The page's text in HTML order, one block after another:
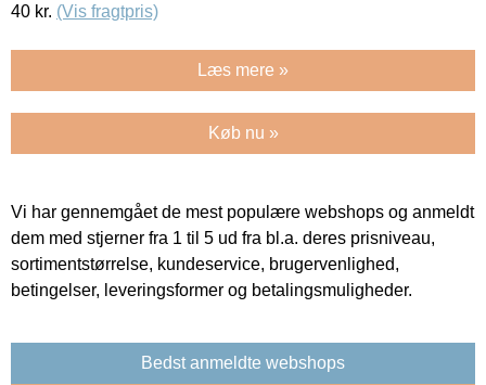
40 kr. (Vis fragtpris)
Læs mere »
Køb nu »
Vi har gennemgået de mest populære webshops og anmeldt
dem med stjerner fra 1 til 5 ud fra bl.a. deres prisniveau,
sortimentstørrelse, kundeservice, brugervenlighed,
betingelser, leveringsformer og betalingsmuligheder.
Bedst anmeldte webshops